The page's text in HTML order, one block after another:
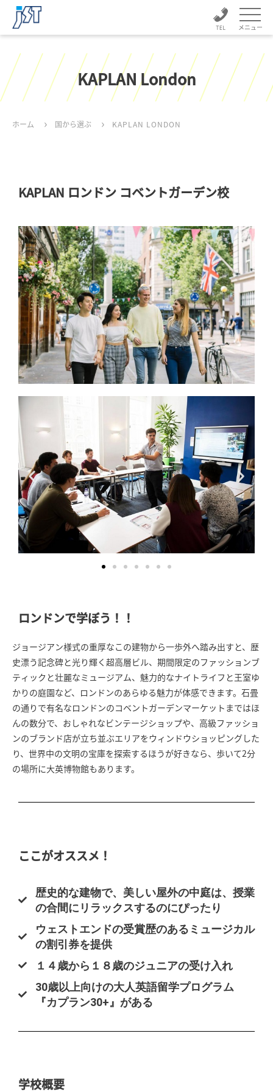
メニュー
KAPLAN London
ホーム 国から選ぶ KAPLAN LONDON
KAPLAN ロンドン コベントガーデン校
ロンドンで学ぼう！！
ジョージアン様式の重厚なこの建物から一歩外へ踏み出すと、歴
史漂う記念碑と光り輝く超高層ビル、期間限定のファッションブ
ティックと壮麗なミュージアム、魅力的なナイトライフと王室ゆ
かりの庭園など、ロンドンのあらゆる魅力が体感できます。石畳
の通りで有名なロンドンのコベントガーデンマーケットまではほ
んの数分で、おしゃれなビンテージショップや、高級ファッショ
ンのブランド店が立ち並ぶエリアをウィンドウショッピングした
り、世界中の文明の宝庫を探索するほうが好きなら、歩いて2分
の場所に大英博物館もあります。
ここがオススメ！
歴史的な建物で、美しい屋外の中庭は、授業
の合間にリラックスするのにぴったり
ウェストエンドの受賞歴のあるミュージカル
の割引券を提供
１４歳から１８歳のジュニアの受け入れ
30歳以上向けの大人英語留学プログラム
『カプラン30+』がある
学校概要